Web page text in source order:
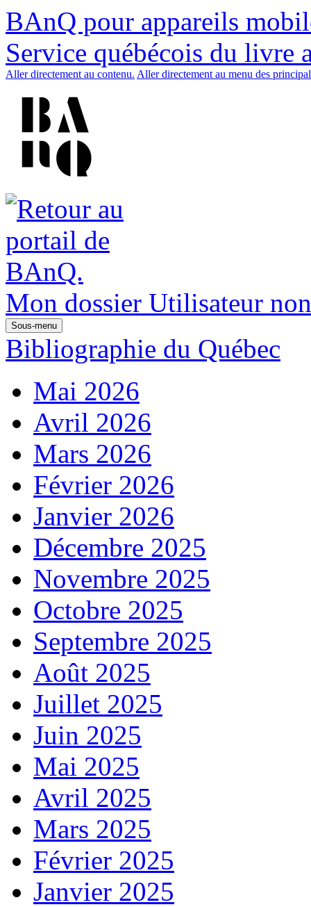
BAnQ pour appareils
Service québécois du livre
Aller directement au contenu. Aller directement au menu des
Mon dossier Utilisateur
Sous-menu
Bibliographie du Québec
Mai 2026
Avril 2026
Mars 2026
Février 2026
Janvier 2026
Décembre 2025
Novembre 2025
Octobre 2025
Septembre 2025
Août 2025
Juillet 2025
Juin 2025
Mai 2025
Avril 2025
Mars 2025
Février 2025
Janvier 2025